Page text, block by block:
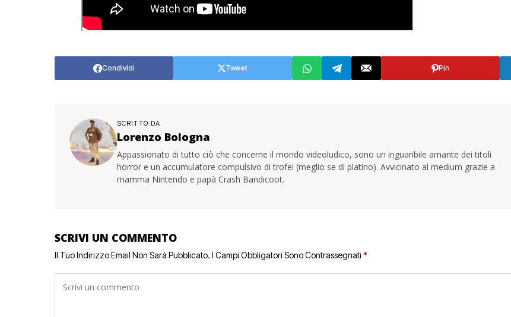
Condividi Tweet Pin
SCRITTO DA
Lorenzo Bologna
Appassionato di tutto ciò che concerne il mondo videoludico, sono un inguaribile amante dei titoli
horror e un accumulatore compulsivo di trofei (meglio se di platino). Avvicinato al medium grazie a
mamma Nintendo e papà Crash Bandicoot.
SCRIVI UN COMMENTO
Il Tuo Indirizzo Email Non Sarà Pubblicato. I Campi Obbligatori Sono Contrassegnati *